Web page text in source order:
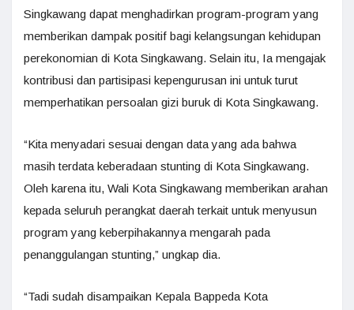
Singkawang dapat menghadirkan program-program yang
memberikan dampak positif bagi kelangsungan kehidupan
perekonomian di Kota Singkawang. Selain itu, Ia mengajak
kontribusi dan partisipasi kepengurusan ini untuk turut
memperhatikan persoalan gizi buruk di Kota Singkawang.
“Kita menyadari sesuai dengan data yang ada bahwa
masih terdata keberadaan stunting di Kota Singkawang.
Oleh karena itu, Wali Kota Singkawang memberikan arahan
kepada seluruh perangkat daerah terkait untuk menyusun
program yang keberpihakannya mengarah pada
penanggulangan stunting,” ungkap dia.
“Tadi sudah disampaikan Kepala Bappeda Kota